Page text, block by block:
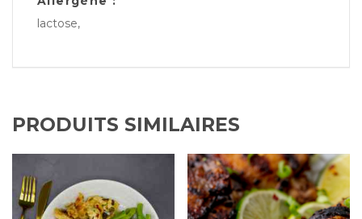
lactose,
PRODUITS SIMILAIRES